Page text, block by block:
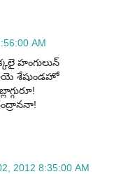
AM
హంగులున్
శేషుండహో
2012 8:35:00 AM